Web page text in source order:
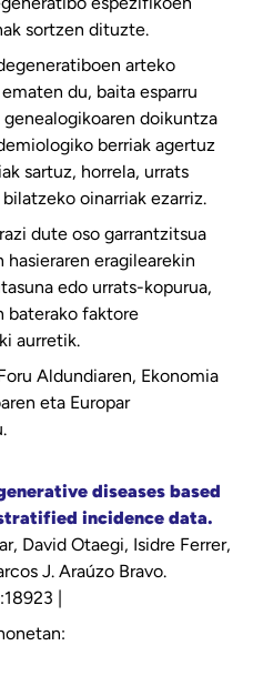
sortzen dituzte.
arteko
du, baita esparru
doikuntza
berriak agertuz
sartuz, horrela, urrats
oinarriak ezarriz.
dute oso garrantzitsua
eragilearekin
edo urrats-kopurua,
baterako faktore
aurretik.
Aldundiaren, Ekonomia
eta Europar
diseases based
incidence data.
David Otaegi, Isidre Ferrer,
J. Araúzo Bravo.
|